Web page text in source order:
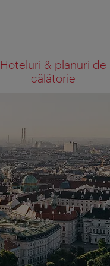
Hoteluri & planuri de
călătorie